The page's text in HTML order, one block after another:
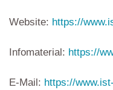
Website: https://
Infomaterial: https://
E-Mail: https://